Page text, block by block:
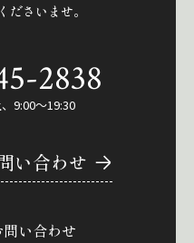
ださいませ。
2838
9:00～19:30
い合わせ
い合わせ